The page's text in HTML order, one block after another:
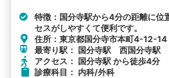
特徴：国分寺駅から4分の距離に位
セスがしやすくて便利です。
住所：東京都国分寺市本町4-12-14
最寄り駅： 国分寺駅 西国分寺駅
アクセス： 国分寺駅 から徒歩4分
診療科目： 内科/外科